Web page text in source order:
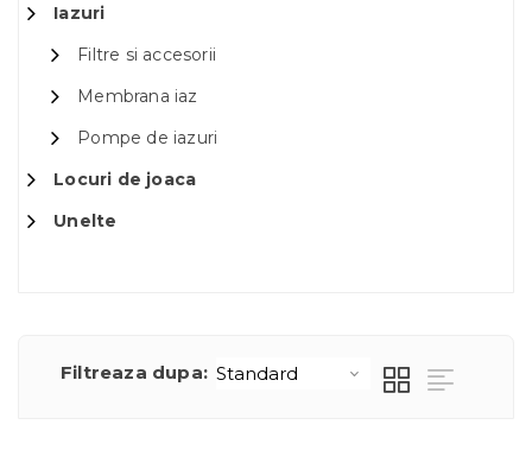
Iazuri
Filtre si accesorii
Membrana iaz
Pompe de iazuri
Locuri de joaca
Unelte
Filtreaza dupa: